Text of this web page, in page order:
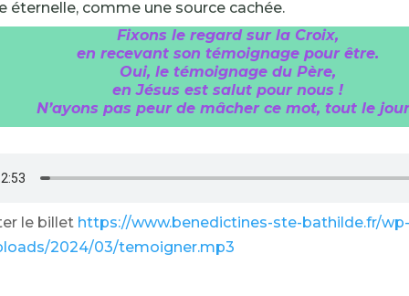
éternelle, comme une source cachée.
Fixons le regard sur la Croix,
en recevant son témoignage pour être.
Oui, le témoignage du Père,
en Jésus est salut pour nous !
N’ayons pas peur de mâcher ce mot, tout le
le billet https://www.benedictines-ste-bathilde.fr/wp-
2024/03/temoigner.mp3